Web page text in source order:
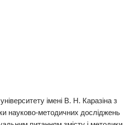
імені В. Н. Каразіна з
науково-методичних досліджень